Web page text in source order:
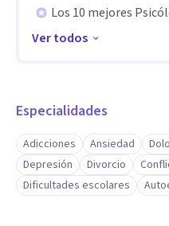
Los 10 mejores
Ver todos
Especialidades
Adicciones Ansiedad
Depresión
Divorcio
Dificultades escolares